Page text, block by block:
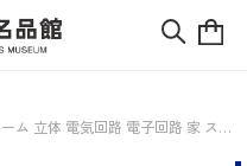
ム 立体 電気回路 電子回路 家 スマ